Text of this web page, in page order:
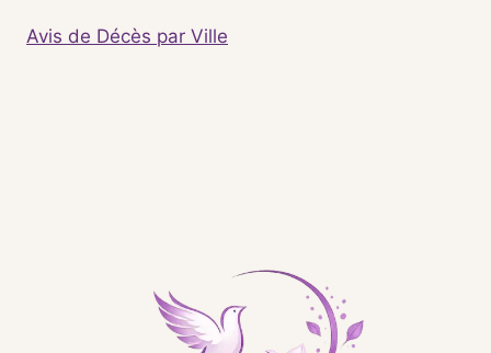
Avis de Décès par Ville